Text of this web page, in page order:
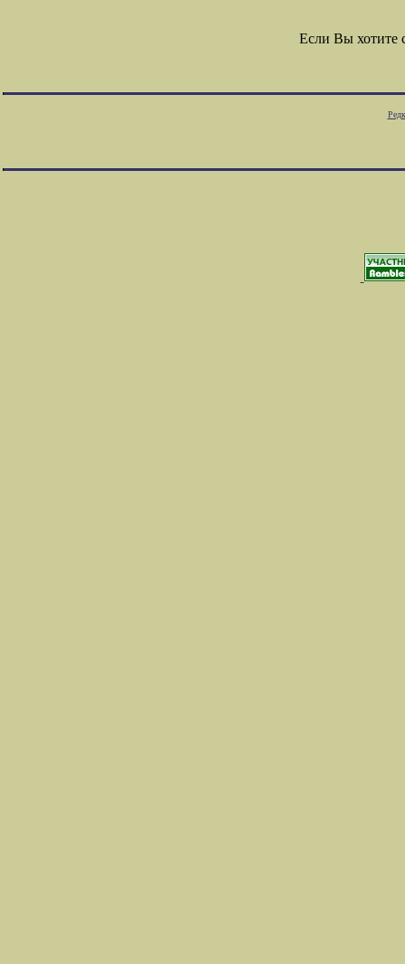
Если Вы хотите